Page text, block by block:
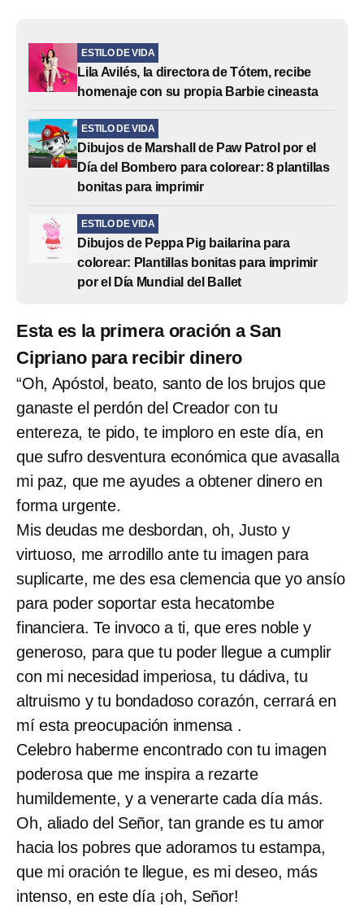
ESTILO DE VIDA
Lila Avilés, la directora de Tótem, recibe
homenaje con su propia Barbie cineasta
ESTILO DE VIDA
Dibujos de Marshall de Paw Patrol por el
Día del Bombero para colorear: 8 plantillas
bonitas para imprimir
ESTILO DE VIDA
Dibujos de Peppa Pig bailarina para
colorear: Plantillas bonitas para imprimir
por el Día Mundial del Ballet
Esta es la primera oración a San
Cipriano para recibir dinero
“Oh, Apóstol, beato, santo de los brujos que
ganaste el perdón del Creador con tu
entereza, te pido, te imploro en este día, en
que sufro desventura económica que avasalla
mi paz, que me ayudes a obtener dinero en
forma urgente.
Mis deudas me desbordan, oh, Justo y
virtuoso, me arrodillo ante tu imagen para
suplicarte, me des esa clemencia que yo ansío
para poder soportar esta hecatombe
financiera. Te invoco a ti, que eres noble y
generoso, para que tu poder llegue a cumplir
con mi necesidad imperiosa, tu dádiva, tu
altruismo y tu bondadoso corazón, cerrará en
mí esta preocupación inmensa .
Celebro haberme encontrado con tu imagen
poderosa que me inspira a rezarte
humildemente, y a venerarte cada día más.
Oh, aliado del Señor, tan grande es tu amor
hacia los pobres que adoramos tu estampa,
que mi oración te llegue, es mi deseo, más
intenso, en este día ¡oh, Señor!